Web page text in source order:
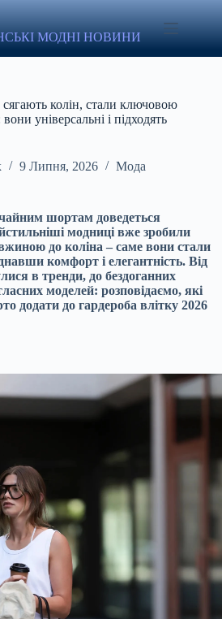
МОДНІ НОВИНИ
колін, стали ключовою
універсальні і підходять
9 Липня, 2026 Мода
шортам доведеться
модниці вже зробили
до коліна – саме вони стали
комфорт і елегантність. Від
в тренди, до бездоганних
моделей: розповідаємо, які
додати до гардероба влітку 2026